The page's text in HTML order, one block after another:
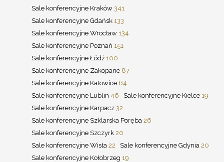
Sale konferencyjne Kraków 341
Sale konferencyjne Gdańsk 133
Sale konferencyjne Wrocław 134
Sale konferencyjne Poznań 151
Sale konferencyjne Łódź 100
Sale konferencyjne Zakopane 87
Sale konferencyjne Katowice 64
Sale konferencyjne Lublin 46 Sale konferencyjne Kielce 19
Sale konferencyjne Karpacz 32
Sale konferencyjne Szklarska Poręba 26
Sale konferencyjne Szczyrk 20
Sale konferencyjne Wisła 22 Sale konferencyjne Gdynia 20
Sale konferencyjne Kołobrzeg 19